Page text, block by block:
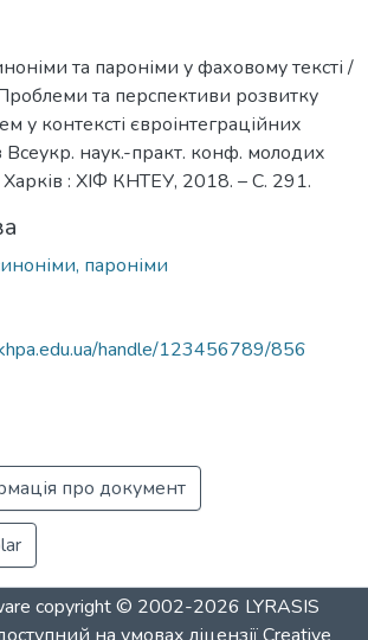
та пароніми у фаховому тексті /
та перспективи розвитку
у контексті євроінтеграційних
Всеукр. наук.-практ. конф. молодих
Харків : ХІФ КНТЕУ, 2018. – С. 291.
пароніми
handle/123456789/856
про документ
copyright © 2002-2026 LYRASIS